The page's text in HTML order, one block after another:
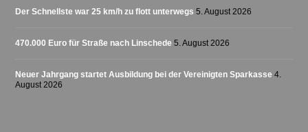
Der Schnellste war 25 km/h zu flott unterwegs 5. August 2026
470.000 Euro für Straße nach Linschede 5. August 2026
Neuer Jahrgang startet Ausbildung bei der Vereinigten Sparkasse 4.
August 2026